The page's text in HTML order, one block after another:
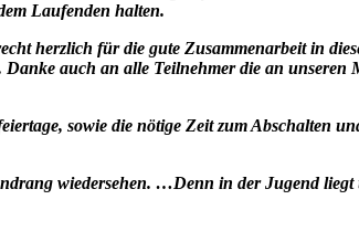
Laufenden halten.
herzlich für die gute Zusammenarbeit in
auch an alle Teilnehmer die an
sowie die nötige Zeit zum Abschalten
wiedersehen. …Denn in der Jugend